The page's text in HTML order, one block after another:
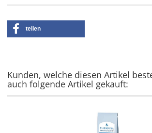
teilen
Kunden, welche diesen Artikel
auch folgende Artikel gekauft: